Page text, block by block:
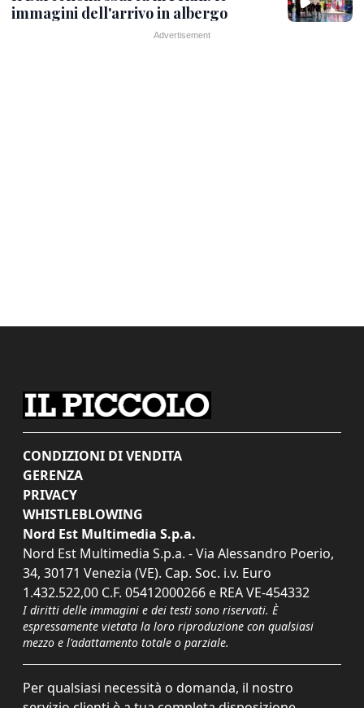
immagini dell'arrivo in albergo
CONDIZIONI DI VENDITA
GERENZA
PRIVACY
WHISTLEBLOWING
Nord Est Multimedia S.p.a.
Nord Est Multimedia S.p.a. - Via Alessandro Poerio,
34, 30171 Venezia (VE). Cap. Soc. i.v. Euro
1.432.522,00 C.F. 05412000266 e REA VE-454332
I diritti delle immagini e dei testi sono riservati. È
espressamente vietata la loro riproduzione con qualsiasi
mezzo e l'adattamento totale o parziale.
Per qualsiasi necessità o domanda, il nostro